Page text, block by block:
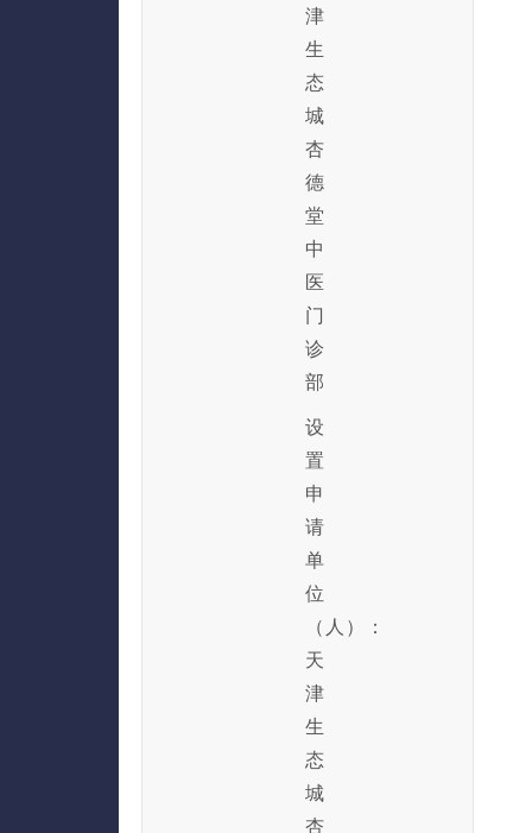
津
生
态
城
杏
德
堂
中
医
门
诊
部
设
置
申
请
单
位
（人）：
天
津
生
态
城
杏